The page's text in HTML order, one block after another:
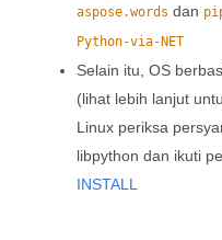
aspose.words dan
Python-via-NET
Selain itu, OS
(lihat lebih lanjut
Linux periksa
libpython dan ikuti
INSTALL